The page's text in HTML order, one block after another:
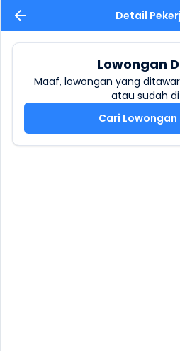
Detail
Lowongan
Maaf, lowongan yang
atau sudah
Cari Lowongan